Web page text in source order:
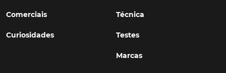
Comerciais
Curiosidades
Técnica
Testes
Marcas